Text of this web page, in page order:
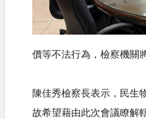
價等不法行為，檢察機關
陳佳秀檢察長表示，民生
故希望藉由此次會議瞭解